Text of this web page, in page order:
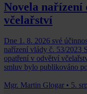
Novela nařízení
včelařství
Dne 1. 8. 2026 své
nařízení vlády č. 53/2023
opatření v odvětví
smluv bylo publikováno
Mgr. Martin Glogar • 5.